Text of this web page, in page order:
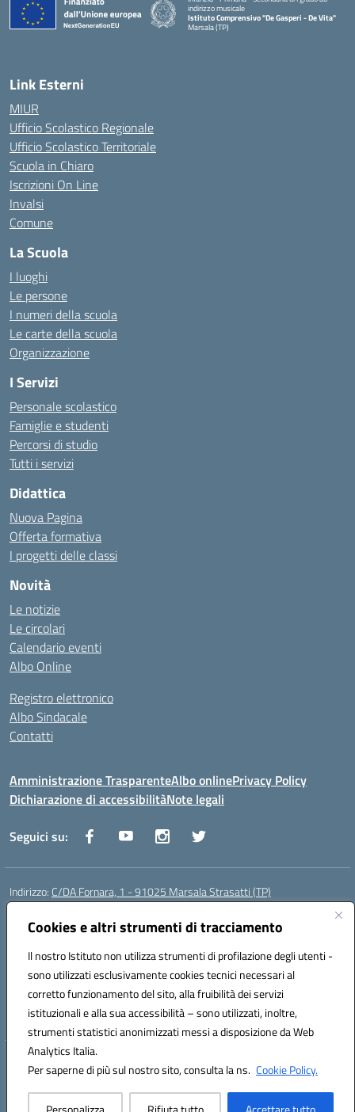
Cookies e altri strumenti di tracciamento
Il nostro Istituto non utilizza strumenti di profilazione degli utenti -
sono utilizzati esclusivamente cookies tecnici necessari al
corretto funzionamento del sito, alla fruibilità dei servizi
istituzionali e alla sua accessibilità – sono utilizzati, inoltre,
strumenti statistici anonimizzati messi a disposizione da Web
Analytics Italia.
Per saperne di più sul nostro sito, consulta la ns. Cookie Policy.
indirizzo musicale
Istituto Comprensivo "De Gasperi - De Vita"
Marsala (TP)
Link Esterni
MIUR
Ufficio Scolastico Regionale
Ufficio Scolastico Territoriale
Scuola in Chiaro
Iscrizioni On Line
Invalsi
Comune
La Scuola
I luoghi
Le persone
I numeri della scuola
Le carte della scuola
Organizzazione
I Servizi
Personale scolastico
Famiglie e studenti
Percorsi di studio
Tutti i servizi
Didattica
Nuova Pagina
Offerta formativa
I progetti delle classi
Novità
Le notizie
Le circolari
Calendario eventi
Albo Online
Registro elettronico
Albo Sindacale
Contatti
Amministrazione TrasparenteAlbo onlinePrivacy Policy
Dichiarazione di accessibilitàNote legali
Seguici su:
Indirizzo: C/DA Fornara, 1 - 91025 Marsala Strasatti (TP)
Centralino:
Posta elettronica certificata (PEC):tpic81600v@pec.istruzione.it
Codice fiscale: 82006360810
Codice meccanografico:TPIC81600V
Codice Indice delle Pubbliche Amministrazioni (IPA): istsc_tpic81600v
Codice unico di fatturazione (CUF): UFODYY
Hosting & Powered by 3D Solution S.r.l.
Concept & Design by Designers Italia